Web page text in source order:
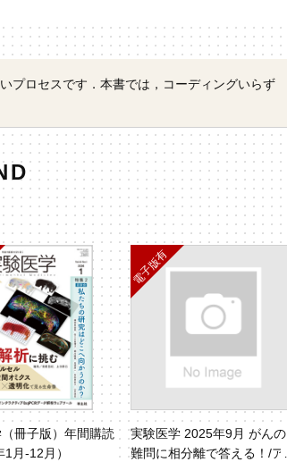
プロセスです．本書では，コーディングいらず
冊子版）年間購読
1月-12月）
実験医学 2025年9月 がんの
難問に相分離で答える！/ア